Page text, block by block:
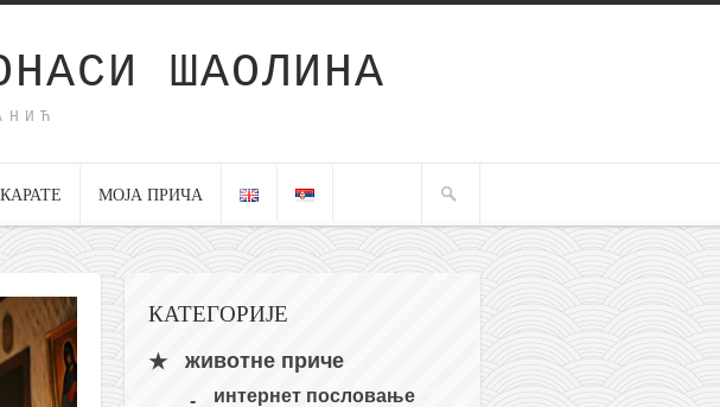
ШАОЛИНА
МОЈА ПРИЧА
КАТЕГОРИЈЕ
животне приче
интернет пословање